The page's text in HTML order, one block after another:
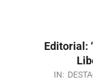
Editorial:
IN: